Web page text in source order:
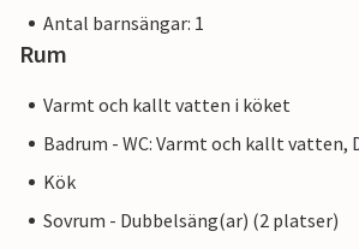
Antal barnsängar: 1
Rum
Varmt och kallt vatten i köket
Badrum - WC: Varmt och kallt vatten,
Kök
Sovrum - Dubbelsäng(ar) (2 platser)